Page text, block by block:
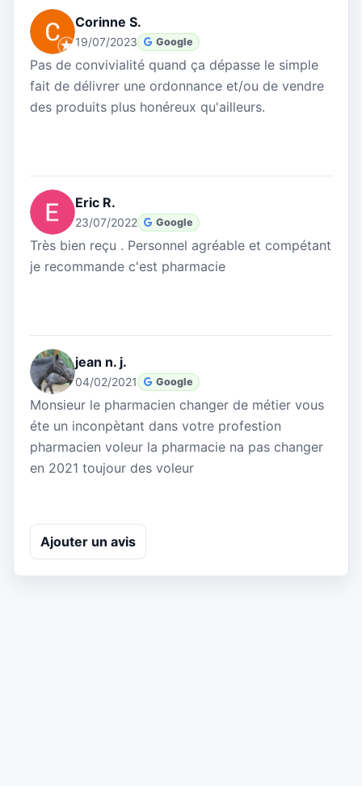
Corinne S.
19/07/2023 Google
Pas de convivialité quand ça dépasse le simple
fait de délivrer une ordonnance et/ou de vendre
des produits plus honéreux qu'ailleurs.
Eric R.
23/07/2022 Google
Très bien reçu . Personnel agréable et compétant
je recommande c'est pharmacie
jean n. j.
04/02/2021 Google
Monsieur le pharmacien changer de métier vous
éte un inconpètant dans votre profestion
pharmacien voleur la pharmacie na pas changer
en 2021 toujour des voleur
Ajouter un avis